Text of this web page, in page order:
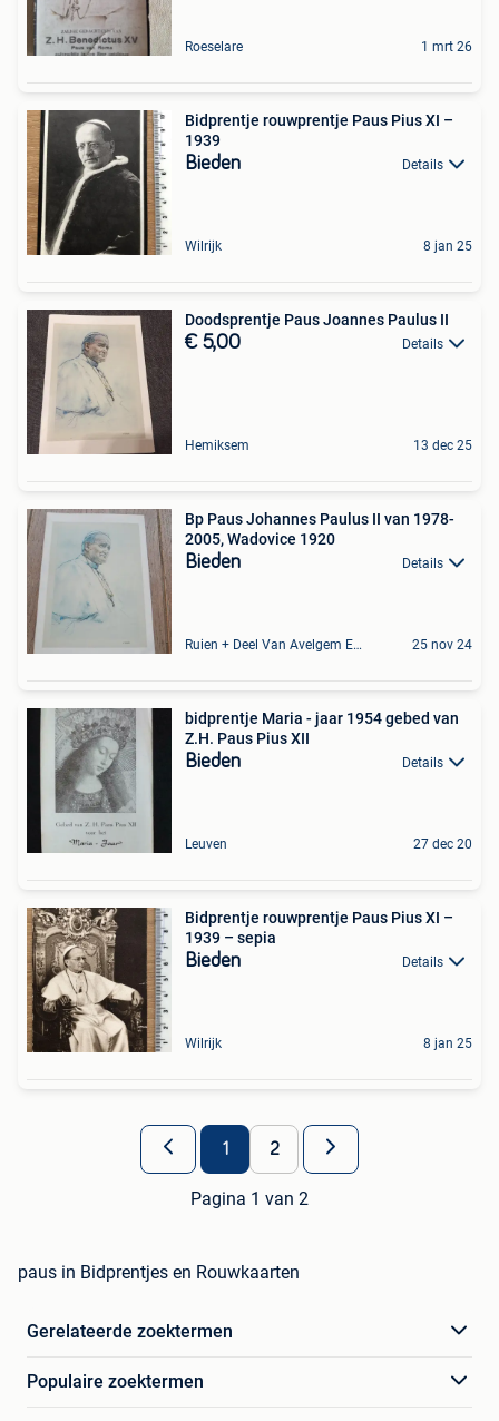
Roeselare 1 mrt 26
Bidprentje rouwprentje Paus Pius XI –
1939
Bieden Details
Wilrijk 8 jan 25
Doodsprentje Paus Joannes Paulus II
€ 5,00 Details
Hemiksem 13 dec 25
Bp Paus Johannes Paulus II van 1978-
2005, Wadovice 1920
Bieden Details
Ruien + Deel Van Avelgem En Waarmaarde 25 nov 24
bidprentje Maria - jaar 1954 gebed van
Z.H. Paus Pius XII
Bieden Details
Leuven 27 dec 20
Bidprentje rouwprentje Paus Pius XI –
1939 – sepia
Bieden Details
Wilrijk 8 jan 25
1 2
Pagina 1 van 2
paus in Bidprentjes en Rouwkaarten
Gerelateerde zoektermen
Populaire zoektermen